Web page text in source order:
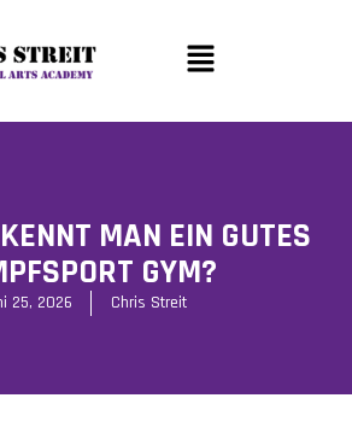
MAN EIN GUTES
GYM?
25, 2026 Chris Streit